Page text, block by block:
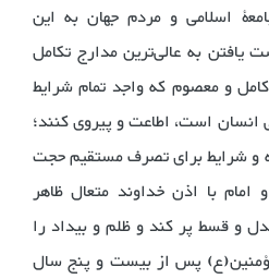
اسلامی و مردم جهان به این
یافتن به عالی‌ترین مدارج تکامل
کامل و معصوم که واجد تمام شرایط
انسان است، اطاعت و پیروی کنند؛
شرایط برای تصرف مستقیم حجت
با اذن خداوند متعال ظاهر
و قسط پر کند و ظلم و بیداد را
پس از بیست و پنج سال